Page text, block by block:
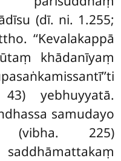
(dī. ni. 1.255;
‘‘Kevalakappā
khādanīyaṃ
yebhuyyatā.
samudayo
(vibha. 225)
saddhāmattakaṃ